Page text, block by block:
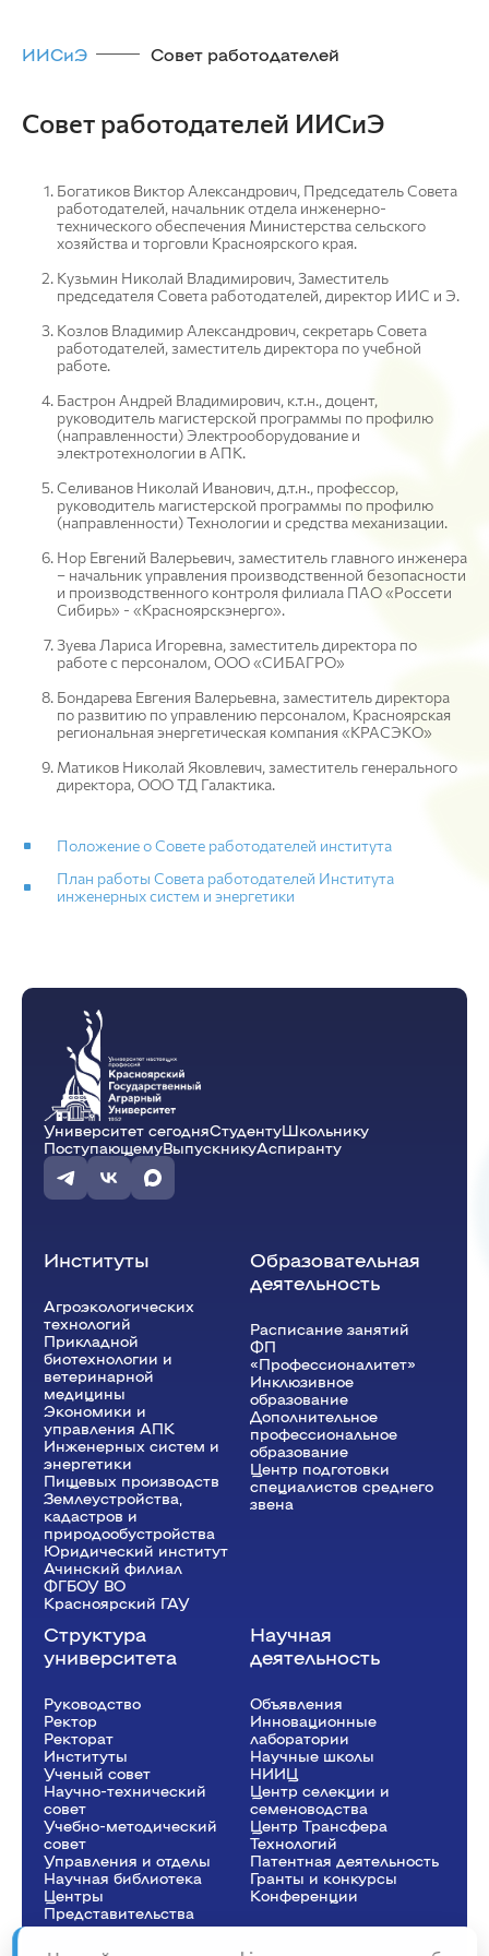
ИИСиЭ Совет работодателей
Совет работодателей ИИСиЭ
Богатиков Виктор Александрович, Председатель Совета
работодателей, начальник отдела инженерно-
технического обеспечения Министерства сельского
хозяйства и торговли Красноярского края.
Кузьмин Николай Владимирович, Заместитель
председателя Совета работодателей, директор ИИС и Э.
Козлов Владимир Александрович, секретарь Совета
работодателей, заместитель директора по учебной
работе.
Бастрон Андрей Владимирович, к.т.н., доцент,
руководитель магистерской программы по профилю
(направленности) Электрооборудование и
электротехнологии в АПК.
Селиванов Николай Иванович, д.т.н., профессор,
руководитель магистерской программы по профилю
(направленности) Технологии и средства механизации.
Нор Евгений Валерьевич, заместитель главного инженера
– начальник управления производственной безопасности
и производственного контроля филиала ПАО «Россети
Сибирь» - «Красноярскэнерго».
Зуева Лариса Игоревна, заместитель директора по
работе с персоналом, ООО «СИБАГРО»
Бондарева Евгения Валерьевна, заместитель директора
по развитию по управлению персоналом, Красноярская
региональная энергетическая компания «КРАСЭКО»
Матиков Николай Яковлевич, заместитель генерального
директора, ООО ТД Галактика.
Положение о Совете работодателей института
План работы Совета работодателей Института
инженерных систем и энергетики
Университет сегодняСтудентуШкольнику
ПоступающемуВыпускникуАспиранту
Институты
Агроэкологических
технологий
Прикладной
биотехнологии и
ветеринарной
медицины
Экономики и
управления АПК
Инженерных систем и
энергетики
Пищевых производств
Землеустройства,
кадастров и
природообустройства
Юридический институт
Ачинский филиал
ФГБОУ ВО
Красноярский ГАУ
Образовательная
деятельность
Расписание занятий
ФП
«Профессионалитет»
Инклюзивное
образование
Дополнительное
профессиональное
образование
Центр подготовки
специалистов среднего
звена
Структура
университета
Руководство
Ректор
Рeкторат
Институты
Ученый совет
Научно-технический
совет
Учебно-методический
совет
Управления и отделы
Научная библиотека
Центры
Представительства
Научная
деятельность
Объявления
Инновационные
лаборатории
Научные школы
НИИЦ
Центр селекции и
семеноводства
Центр Трансфера
Технологий
Патентная деятельность
Гранты и конкурсы
Конференции